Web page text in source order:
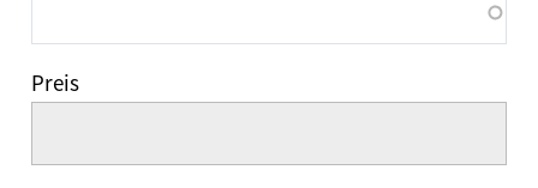
Preis